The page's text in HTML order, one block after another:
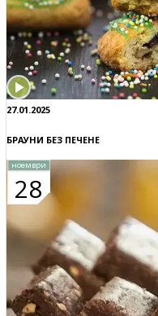
27.01.2025
БРАУНИ БЕЗ ПЕЧЕНЕ
ноември
28